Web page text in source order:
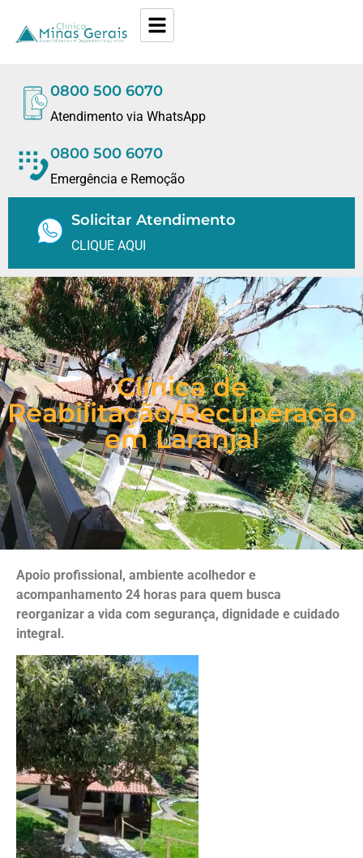
0800 500 6070
Atendimento via WhatsApp
0800 500 6070
Emergência e Remoção
Solicitar Atendimento
CLIQUE AQUI
Clínica de
Reabilitação/Recuperação
em Laranjal
Apoio profissional, ambiente acolhedor e
acompanhamento 24 horas para quem busca
reorganizar a vida com segurança, dignidade e cuidado
integral.